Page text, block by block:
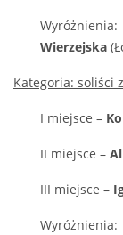
Wyróżnienia:
Wierzejska
Kategoria: soliści
I miejsce –
II miejsce –
III miejsce –